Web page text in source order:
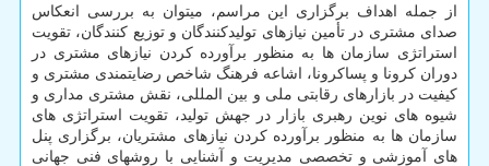
از جمله اهداف برگزاری این مراسم، میتوان به بررسی انعکاس
صدای مشتری در تأمین نیازهای تولیدکنندگان و توزیع کنندگان، تقویت
استراتژی سازمان ها به منظور برآورده کردن نیازهای مشتری در
دوران کرونا و پساکرونا، اشاعه فرهنگ شاخص رضایتمندی مشتری و
کیفیت در بازارهای رقابتی ملی و بین المللی، نقش مشتری مداری و
شیوه های نوین رهبری بازار در جهش تولید، تقویت استراتژی های
سازمان ها به منظور برآورده کردن نیازهای مشتریان، برگزاری پنل
های آموزشی و تخصصی مدیریت و آشنایی با روشهای فنی جهانی